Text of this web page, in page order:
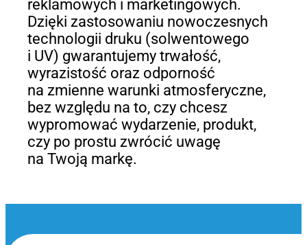
reklamowych i marketingowych.
Dzięki zastosowaniu nowoczesnych
technologii druku (solwentowego
i UV) gwarantujemy trwałość,
wyrazistość oraz odporność
na zmienne warunki atmosferyczne,
bez względu na to, czy chcesz
wypromować wydarzenie, produkt,
czy po prostu zwrócić uwagę
na Twoją markę.